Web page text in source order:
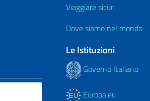
Viaggiare sicuri
Dove siamo nel mondo
Le Istituzioni
Governo Italiano
Europa.eu